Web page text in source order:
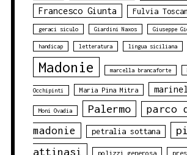
Francesco Giunta Fulvia
geraci siculo Giardini Naxos Giuseppe
handicap letteratura lingua siciliana
Madonie marcella brancaforte
Occhipinti Maria Pina Mitra
Moni Ovadia Palermo
parco
madonie
petralia sottana
attinasi
polizzi generosa